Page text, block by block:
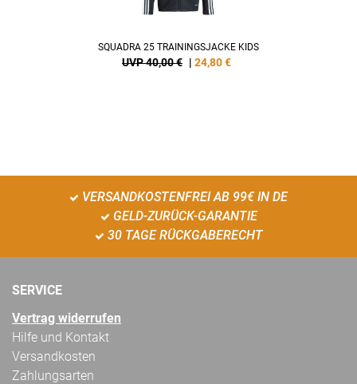
SQUADRA 25 TRAININGSJACKE KIDS
UVP 40,00 € | 24,80€
VERSANDKOSTENFREI AB 99€ IN DE
GELD-ZURÜCK-GARANTIE
30 TAGE RÜCKGABERECHT
SERVICE
Vertrag widerrufen
Hilfe und Kontakt
Versandkosten
Zahlungsarten